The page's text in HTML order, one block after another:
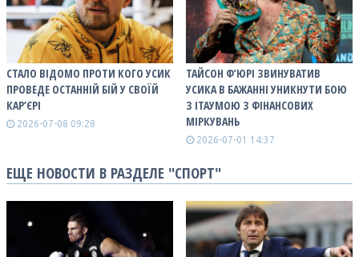
СТАЛО ВІДОМО ПРОТИ КОГО УСИК
ПРОВЕДЕ ОСТАННІЙ БІЙ У СВОЇЙ
КАР’ЄРІ
2026-07-08 09:28
ТАЙСОН Ф’ЮРІ ЗВИНУВАТИВ
УСИКА В БАЖАННІ УНИКНУТИ БОЮ
З ІТАУМОЮ З ФІНАНСОВИХ
МІРКУВАНЬ
2026-07-01 14:37
ЕЩЕ НОВОСТИ В РАЗДЕЛЕ "СПОРТ"